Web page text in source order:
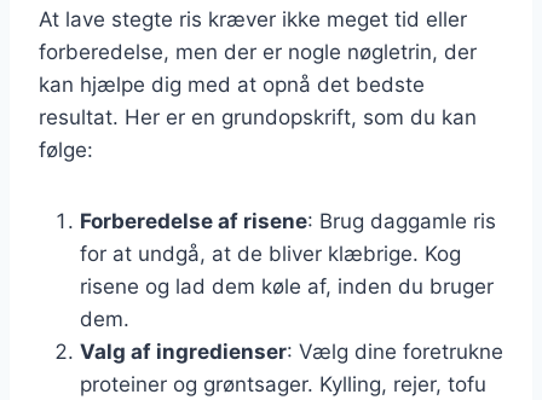
At lave stegte ris kræver ikke meget tid eller
forberedelse, men der er nogle nøgletrin, der
kan hjælpe dig med at opnå det bedste
resultat. Her er en grundopskrift, som du kan
følge:
Forberedelse af risene: Brug daggamle ris
for at undgå, at de bliver klæbrige. Kog
risene og lad dem køle af, inden du bruger
dem.
Valg af ingredienser: Vælg dine foretrukne
proteiner og grøntsager. Kylling, rejer, tofu